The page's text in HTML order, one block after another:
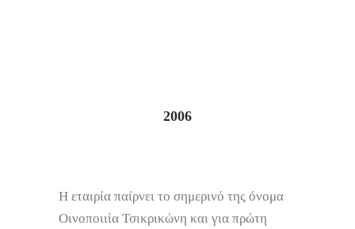
2006
Η εταιρία παίρνει το σημερινό της όνομα
Οινοποιιία Τσικρικώνη και για πρώτη